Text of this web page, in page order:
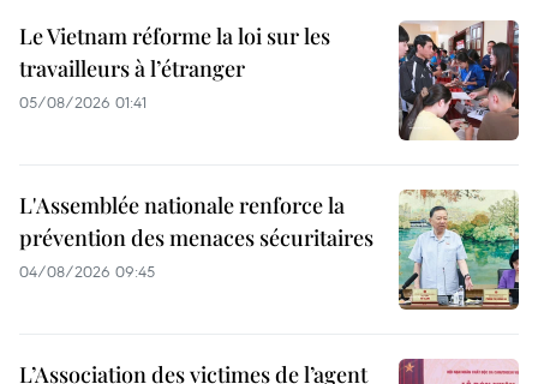
Le Vietnam réforme la loi sur les
travailleurs à l’étranger
05/08/2026 01:41
L'Assemblée nationale renforce la
prévention des menaces sécuritaires
04/08/2026 09:45
L’Association des victimes de l’agent